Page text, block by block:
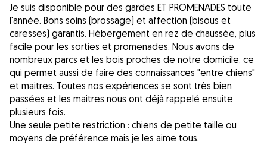
Je suis disponible pour des gardes ET PROMENADES toute
l'année. Bons soins (brossage) et affection (bisous et
caresses) garantis. Hébergement en rez de chaussée, plus
facile pour les sorties et promenades. Nous avons de
nombreux parcs et les bois proches de notre domicile, ce
qui permet aussi de faire des connaissances "entre chiens"
et maitres. Toutes nos expériences se sont très bien
passées et les maitres nous ont déjà rappelé ensuite
plusieurs fois.
Une seule petite restriction : chiens de petite taille ou
moyens de préférence mais je les aime tous.